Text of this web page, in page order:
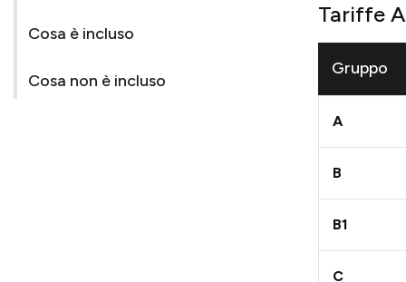
Cosa è incluso
Cosa non è incluso
Tariffe
Gruppo
A
B
B1
C